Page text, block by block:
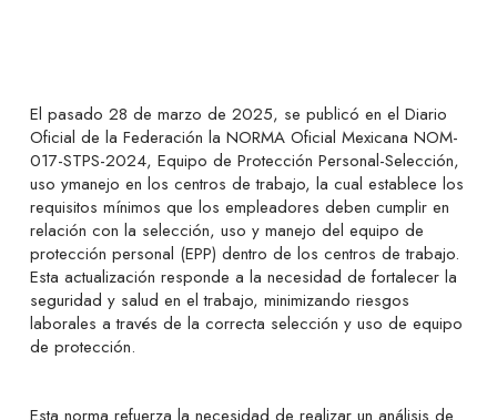
El pasado 28 de marzo de 2025, se publicó en el Diario
Oficial de la Federación la NORMA Oficial Mexicana NOM-
017-STPS-2024, Equipo de Protección Personal-Selección,
uso ymanejo en los centros de trabajo, la cual establece los
requisitos mínimos que los empleadores deben cumplir en
relación con la selección, uso y manejo del equipo de
protección personal (EPP) dentro de los centros de trabajo.
Esta actualización responde a la necesidad de fortalecer la
seguridad y salud en el trabajo, minimizando riesgos
laborales a través de la correcta selección y uso de equipo
de protección.
Esta norma refuerza la necesidad de realizar un análisis de